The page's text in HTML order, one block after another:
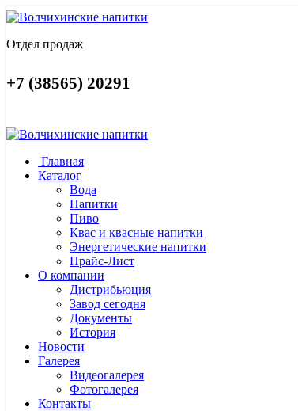
Отдел продаж
+7 (38565) 20291
Главная
Каталог
Вода
Напитки
Пиво
Квас и квасные напитки
Энергетические напитки
Прайс-Лист
О компании
Дистрибьюция
Завод сегодня
Документы
История
Новости
Галерея
Видеогалерея
Фотогалерея
Контакты